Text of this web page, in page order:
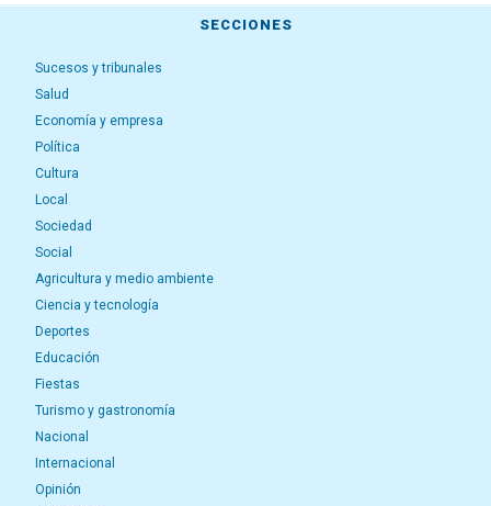
SECCIONES
Sucesos y tribunales
Salud
Economía y empresa
Política
Cultura
Local
Sociedad
Social
Agricultura y medio ambiente
Ciencia y tecnología
Deportes
Educación
Fiestas
Turismo y gastronomía
Nacional
Internacional
Opinión